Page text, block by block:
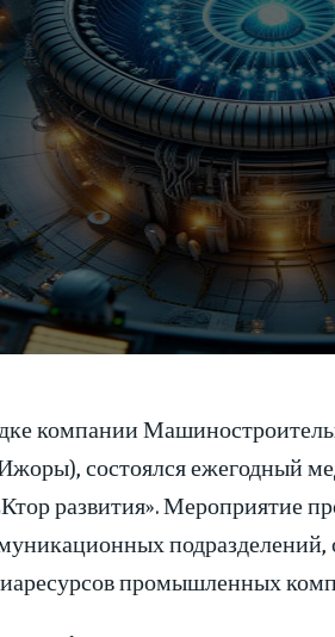
компании
состоялся ежегодный
развития». Мероприятие
промышленных